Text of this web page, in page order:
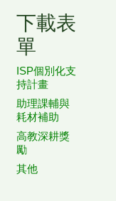
下載表
單
ISP個別化支
持計畫
助理課輔與
耗材補助
高教深耕獎
勵
其他